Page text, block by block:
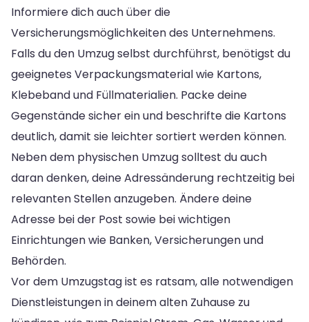
Informiere dich auch über die
Versicherungsmöglichkeiten des Unternehmens.
Falls du den Umzug selbst durchführst, benötigst du
geeignetes Verpackungsmaterial wie Kartons,
Klebeband und Füllmaterialien. Packe deine
Gegenstände sicher ein und beschrifte die Kartons
deutlich, damit sie leichter sortiert werden können.
Neben dem physischen Umzug solltest du auch
daran denken, deine Adressänderung rechtzeitig bei
relevanten Stellen anzugeben. Ändere deine
Adresse bei der Post sowie bei wichtigen
Einrichtungen wie Banken, Versicherungen und
Behörden.
Vor dem Umzugstag ist es ratsam, alle notwendigen
Dienstleistungen in deinem alten Zuhause zu